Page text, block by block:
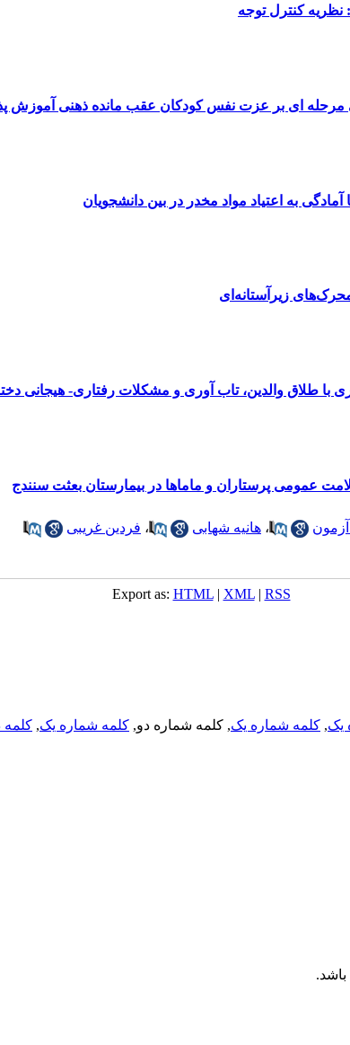
کنترل توجه
مرحله ای بر عزت نفس کودکان عقب مانده ذهنی آموزش
به اعتیاد مواد مخدر در بین دانشجویان
زیرآستانه‌ای
طلاق والدین، تاب آوری و مشکلات رفتاری- هیجانی
عمومی پرستاران و ماماها در بیمارستان بعثت سنندج
آزمون ، هانیه شهابی ، فردین غریبی
Export as: HTML| XML| RSS
یک, کلمه شماره یک, کلمه شماره دو, کلمه شماره یک, کلمه